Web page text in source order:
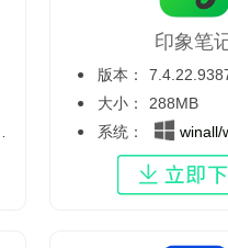
印象笔
版本：
大小：
288MB
系统：
winall/